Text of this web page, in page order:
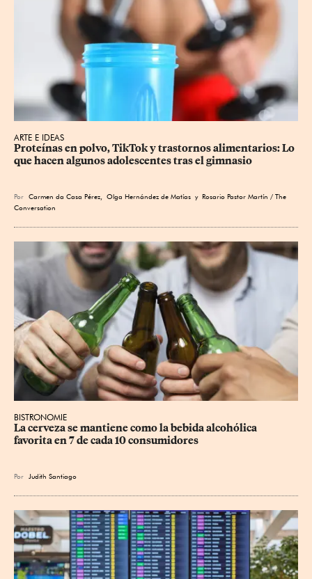
ARTE E IDEAS
Proteínas en polvo, TikTok y trastornos alimentarios: Lo
que hacen algunos adolescentes tras el gimnasio
Por Carmen da Casa Pérez Olga Hernández de Matías y Rosario Pastor Martín / The
Conversation
BISTRONOMIE
La cerveza se mantiene como la bebida alcohólica
favorita en 7 de cada 10 consumidores
Por Judith Santiago